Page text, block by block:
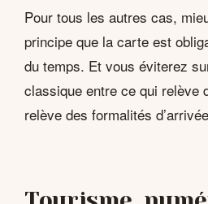
Pour tous les autres cas,
principe que la carte est
du temps. Et vous éviterez
classique entre ce qui relève
relève des formalités